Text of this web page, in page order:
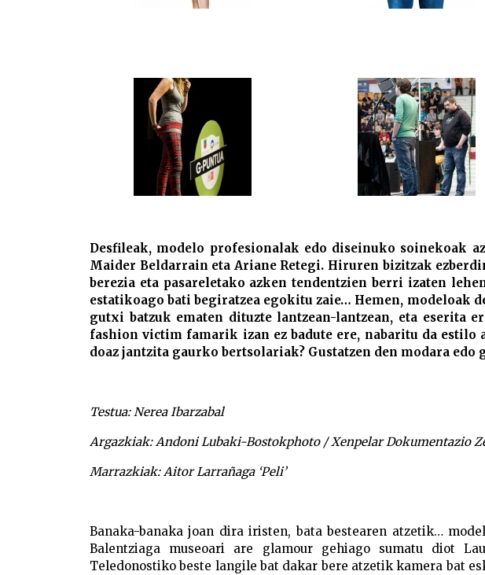
Desfileak, modelo profesionalak edo diseinuko soinekoak
Maider Beldarrain eta Ariane Retegi. Hiruren bizitzak
berezia eta pasareletako azken tendentzien berri izaten
estatikoago bati begiratzea egokitu zaie… Hemen, modeloak
gutxi batzuk ematen dituzte lantzean-lantzean, eta eserita
fashion victim famarik izan ez badute ere, nabaritu da
doaz jantzita gaurko bertsolariak? Gustatzen den modara edo
Testua: Nerea Ibarzabal
Argazkiak: Andoni Lubaki-Bostokphoto / Xenpelar Dokumentazio
Marrazkiak: Aitor Larrañaga ‘Peli’
Banaka-banaka joan dira iristen, bata bestearen atzetik…
Balentziaga museoari are glamour gehiago sumatu diot
Teledonostiko beste langile bat dakar bere atzetik kamera bat